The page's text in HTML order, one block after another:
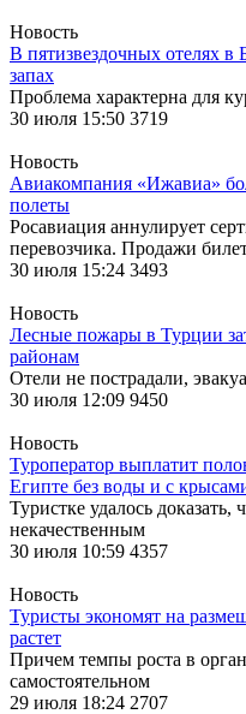
Новость
В пятизвездочных отелях в
запах
Проблема характерна для
30 июля 15:50 3719
Новость
Авиакомпания «Ижавиа»
полеты
Росавиация аннулирует
перевозчика. Продажи
30 июля 15:24 3493
Новость
Лесные пожары в Турции
районам
Отели не пострадали,
30 июля 12:09 9450
Новость
Туроператор выплатит
Египте без воды и с
Туристке удалось
некачественным
30 июля 10:59 4357
Новость
Туристы экономят на
растет
Причем темпы роста в
самостоятельном
29 июля 18:24 2707